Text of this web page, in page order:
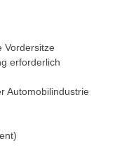
Vordersitze
erforderlich
Automobilindustrie